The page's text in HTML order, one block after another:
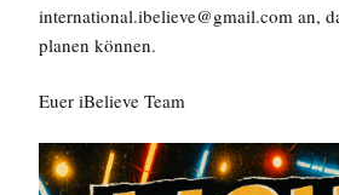
international.ibelieve@gmail.com an,
planen können.
Euer iBelieve Team